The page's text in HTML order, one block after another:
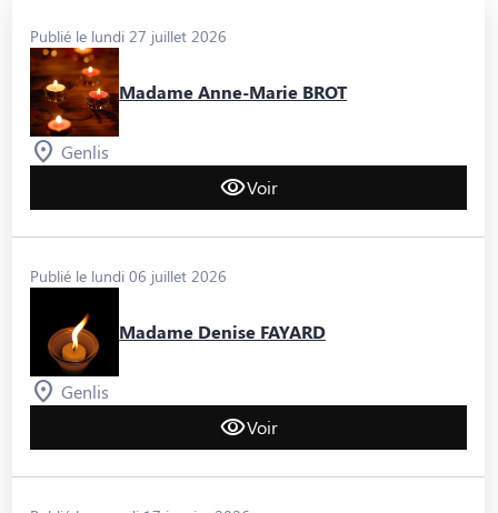
Publié le lundi 27 juillet 2026
Madame Anne-Marie BROT
Genlis
Voir
Publié le lundi 06 juillet 2026
Madame Denise FAYARD
Genlis
Voir